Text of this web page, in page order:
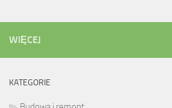
WIĘCEJ
KATEGORIE